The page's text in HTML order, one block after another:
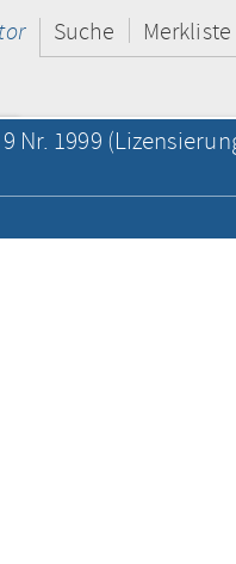
Suche Merkliste
Nr. 1999